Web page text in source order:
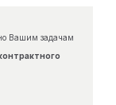
Вашим задачам